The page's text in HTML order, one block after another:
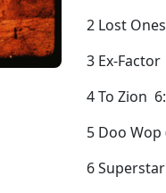
2 Lost
3 Ex-
4 To Zion
5 Doo
6